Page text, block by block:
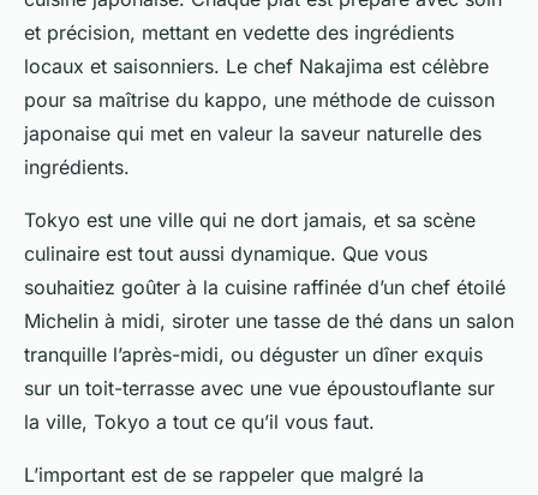
et précision, mettant en vedette des ingrédients
locaux et saisonniers. Le chef Nakajima est célèbre
pour sa maîtrise du kappo, une méthode de cuisson
japonaise qui met en valeur la saveur naturelle des
ingrédients.
Tokyo est une ville qui ne dort jamais, et sa scène
culinaire est tout aussi dynamique. Que vous
souhaitiez goûter à la cuisine raffinée d’un chef étoilé
Michelin à midi, siroter une tasse de thé dans un salon
tranquille l’après-midi, ou déguster un dîner exquis
sur un toit-terrasse avec une vue époustouflante sur
la ville, Tokyo a tout ce qu’il vous faut.
L’important est de se rappeler que malgré la